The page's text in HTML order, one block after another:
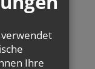
Ihre